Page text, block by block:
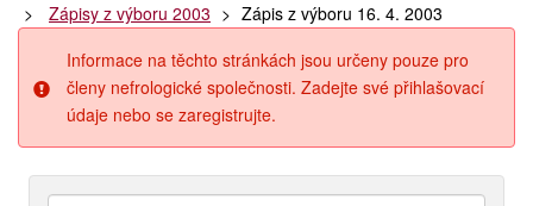
postrannímu
Klávesové
zkratky
Zápisy z výboru 2003
Zápis z výboru 16. 4. 2003
Informace na těchto stránkách jsou určeny pouze pro
členy nefrologické společnosti. Zadejte své přihlašovací
údaje nebo se zaregistrujte.